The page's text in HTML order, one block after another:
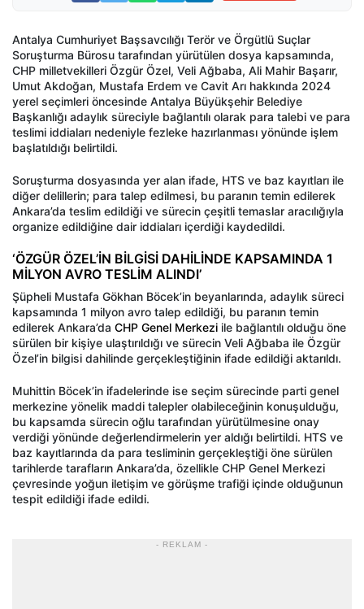
Antalya Cumhuriyet Başsavcılığı Terör ve Örgütlü Suçlar
Soruşturma Bürosu tarafından yürütülen dosya kapsamında,
CHP milletvekilleri Özgür Özel, Veli Ağbaba, Ali Mahir Başarır,
Umut Akdoğan, Mustafa Erdem ve Cavit Arı hakkında 2024
yerel seçimleri öncesinde Antalya Büyükşehir Belediye
Başkanlığı adaylık süreciyle bağlantılı olarak para talebi ve para
teslimi iddiaları nedeniyle fezleke hazırlanması yönünde işlem
başlatıldığı belirtildi.
Soruşturma dosyasında yer alan ifade, HTS ve baz kayıtları ile
diğer delillerin; para talep edilmesi, bu paranın temin edilerek
Ankara’da teslim edildiği ve sürecin çeşitli temaslar aracılığıyla
organize edildiğine dair iddiaları içerdiği kaydedildi.
‘ÖZGÜR ÖZEL’İN BİLGİSİ DAHİLİNDE KAPSAMINDA 1
MİLYON AVRO TESLİM ALINDI’
Şüpheli Mustafa Gökhan Böcek’in beyanlarında, adaylık süreci
kapsamında 1 milyon avro talep edildiği, bu paranın temin
edilerek Ankara’da CHP Genel Merkezi ile bağlantılı olduğu öne
sürülen bir kişiye ulaştırıldığı ve sürecin Veli Ağbaba ile Özgür
Özel’in bilgisi dahilinde gerçekleştiğinin ifade edildiği aktarıldı.
Muhittin Böcek’in ifadelerinde ise seçim sürecinde parti genel
merkezine yönelik maddi talepler olabileceğinin konuşulduğu,
bu kapsamda sürecin oğlu tarafından yürütülmesine onay
verdiği yönünde değerlendirmelerin yer aldığı belirtildi. HTS ve
baz kayıtlarında da para tesliminin gerçekleştiği öne sürülen
tarihlerde tarafların Ankara’da, özellikle CHP Genel Merkezi
çevresinde yoğun iletişim ve görüşme trafiği içinde olduğunun
tespit edildiği ifade edildi.
- REKLAM -